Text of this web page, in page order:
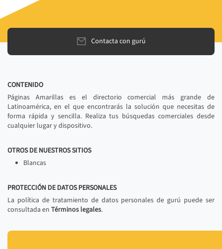
Contacta con gurú
CONTENIDO
Páginas Amarillas es el directorio comercial más grande de
Latinoamérica, en el que encontrarás la solución que necesitas de
forma rápida y sencilla. Realiza tus búsquedas comerciales desde
cualquier lugar y dispositivo.
OTROS DE NUESTROS SITIOS
Blancas
PROTECCIÓN DE DATOS PERSONALES
La política de tratamiento de datos personales de gurú puede ser
consultada en Términos legales.